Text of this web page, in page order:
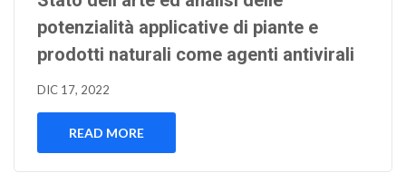
potenzialità applicative di piante e
prodotti naturali come agenti antivirali
DIC 17, 2022
READ MORE